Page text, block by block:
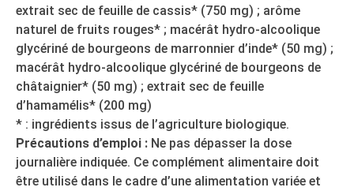
extrait sec de feuille de cassis* (750 mg) ; arôme
naturel de fruits rouges* ; macérât hydro-alcoolique
glycériné de bourgeons de marronnier d’inde* (50 mg) ;
macérât hydro-alcoolique glycériné de bourgeons de
châtaignier* (50 mg) ; extrait sec de feuille
d’hamamélis* (200 mg)
* : ingrédients issus de l’agriculture biologique.
Précautions d’emploi : Ne pas dépasser la dose
journalière indiquée. Ce complément alimentaire doit
être utilisé dans le cadre d’une alimentation variée et